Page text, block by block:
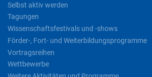
Selbst aktiv werden
Tagungen
Wissenschaftsfestivals und -shows
Förder-, Fort- und Weiterbildungsprogramme
Vortragsreihen
Wettbewerbe